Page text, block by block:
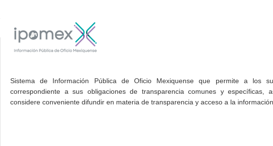
Sistema de Información Pública de Oficio Mexiquense que permite a los
correspondiente a sus obligaciones de transparencia comunes y específicas,
considere conveniente difundir en materia de transparencia y acceso a la información.